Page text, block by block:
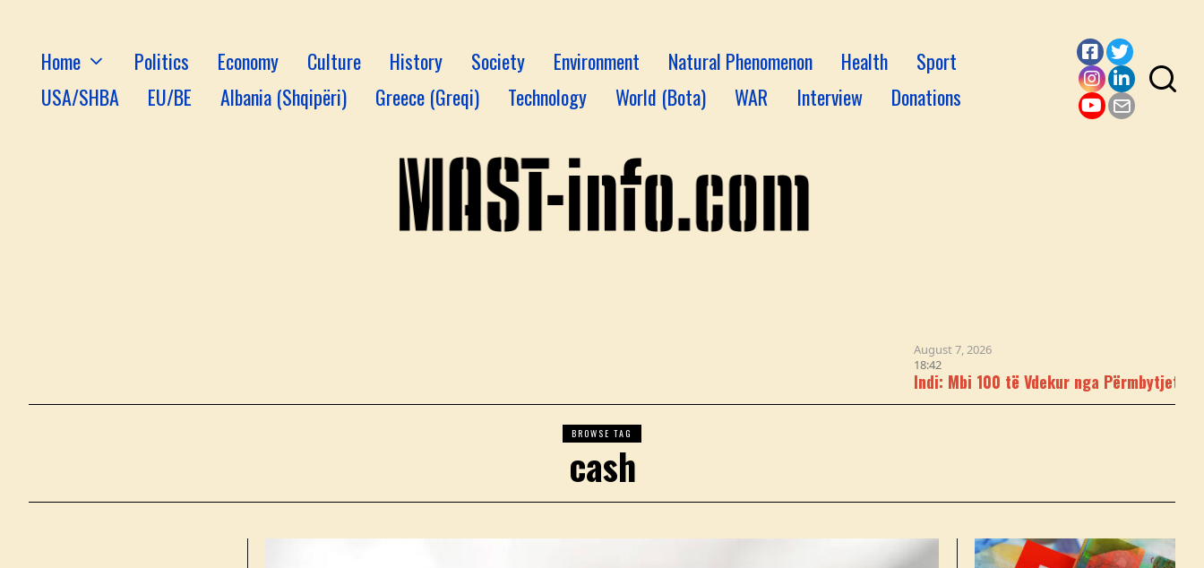
Home Politics Economy Culture History Society Environment Natural Phenomenon Health
Sport
USA/SHBA
EU/BE Albania (Shqipëri) Greece (Greqi) Technology World (Bota) WAR Interview Donations
Facebook
Twitter
Instagram
LinkedIn
August 7, 2026
Indi: Mbi 100 të Vdekur nga Përmbytjet,
BROWSE TAG
cash